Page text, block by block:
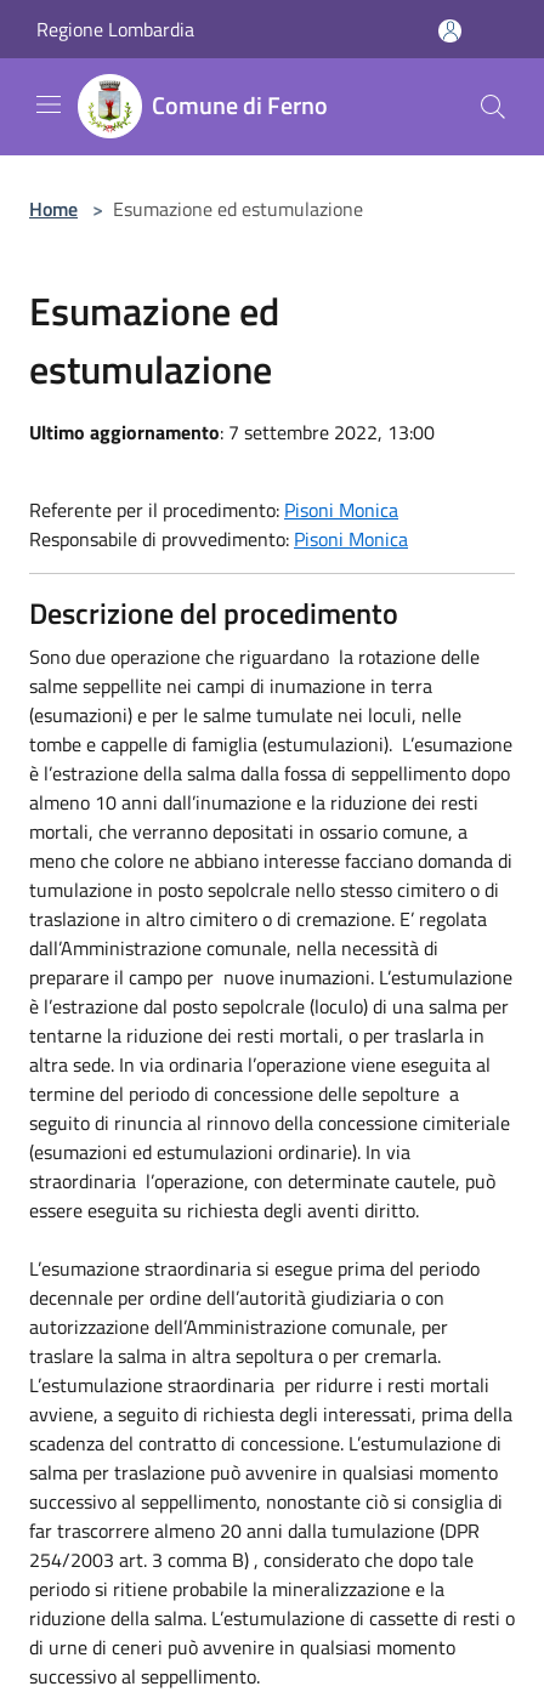
Regione Lombardia
Comune di Ferno
Home > Esumazione ed estumulazione
Esumazione ed
estumulazione
Ultimo aggiornamento: 7 settembre 2022, 13:00
Referente per il procedimento: Pisoni Monica
Responsabile di provvedimento: Pisoni Monica
Descrizione del procedimento
Sono due operazione che riguardano la rotazione delle
salme seppellite nei campi di inumazione in terra
(esumazioni) e per le salme tumulate nei loculi, nelle
tombe e cappelle di famiglia (estumulazioni). L’esumazione
è l’estrazione della salma dalla fossa di seppellimento dopo
almeno 10 anni dall’inumazione e la riduzione dei resti
mortali, che verranno depositati in ossario comune, a
meno che colore ne abbiano interesse facciano domanda di
tumulazione in posto sepolcrale nello stesso cimitero o di
traslazione in altro cimitero o di cremazione. E’ regolata
dall’Amministrazione comunale, nella necessità di
preparare il campo per nuove inumazioni. L’estumulazione
è l’estrazione dal posto sepolcrale (loculo) di una salma per
tentarne la riduzione dei resti mortali, o per traslarla in
altra sede. In via ordinaria l’operazione viene eseguita al
termine del periodo di concessione delle sepolture a
seguito di rinuncia al rinnovo della concessione cimiteriale
(esumazioni ed estumulazioni ordinarie). In via
straordinaria l’operazione, con determinate cautele, può
essere eseguita su richiesta degli aventi diritto.
L’esumazione straordinaria si esegue prima del periodo
decennale per ordine dell’autorità giudiziaria o con
autorizzazione dell’Amministrazione comunale, per
traslare la salma in altra sepoltura o per cremarla.
L’estumulazione straordinaria per ridurre i resti mortali
avviene, a seguito di richiesta degli interessati, prima della
scadenza del contratto di concessione. L’estumulazione di
salma per traslazione può avvenire in qualsiasi momento
successivo al seppellimento, nonostante ciò si consiglia di
far trascorrere almeno 20 anni dalla tumulazione (DPR
254/2003 art. 3 comma B) , considerato che dopo tale
periodo si ritiene probabile la mineralizzazione e la
riduzione della salma. L’estumulazione di cassette di resti o
di urne di ceneri può avvenire in qualsiasi momento
successivo al seppellimento.